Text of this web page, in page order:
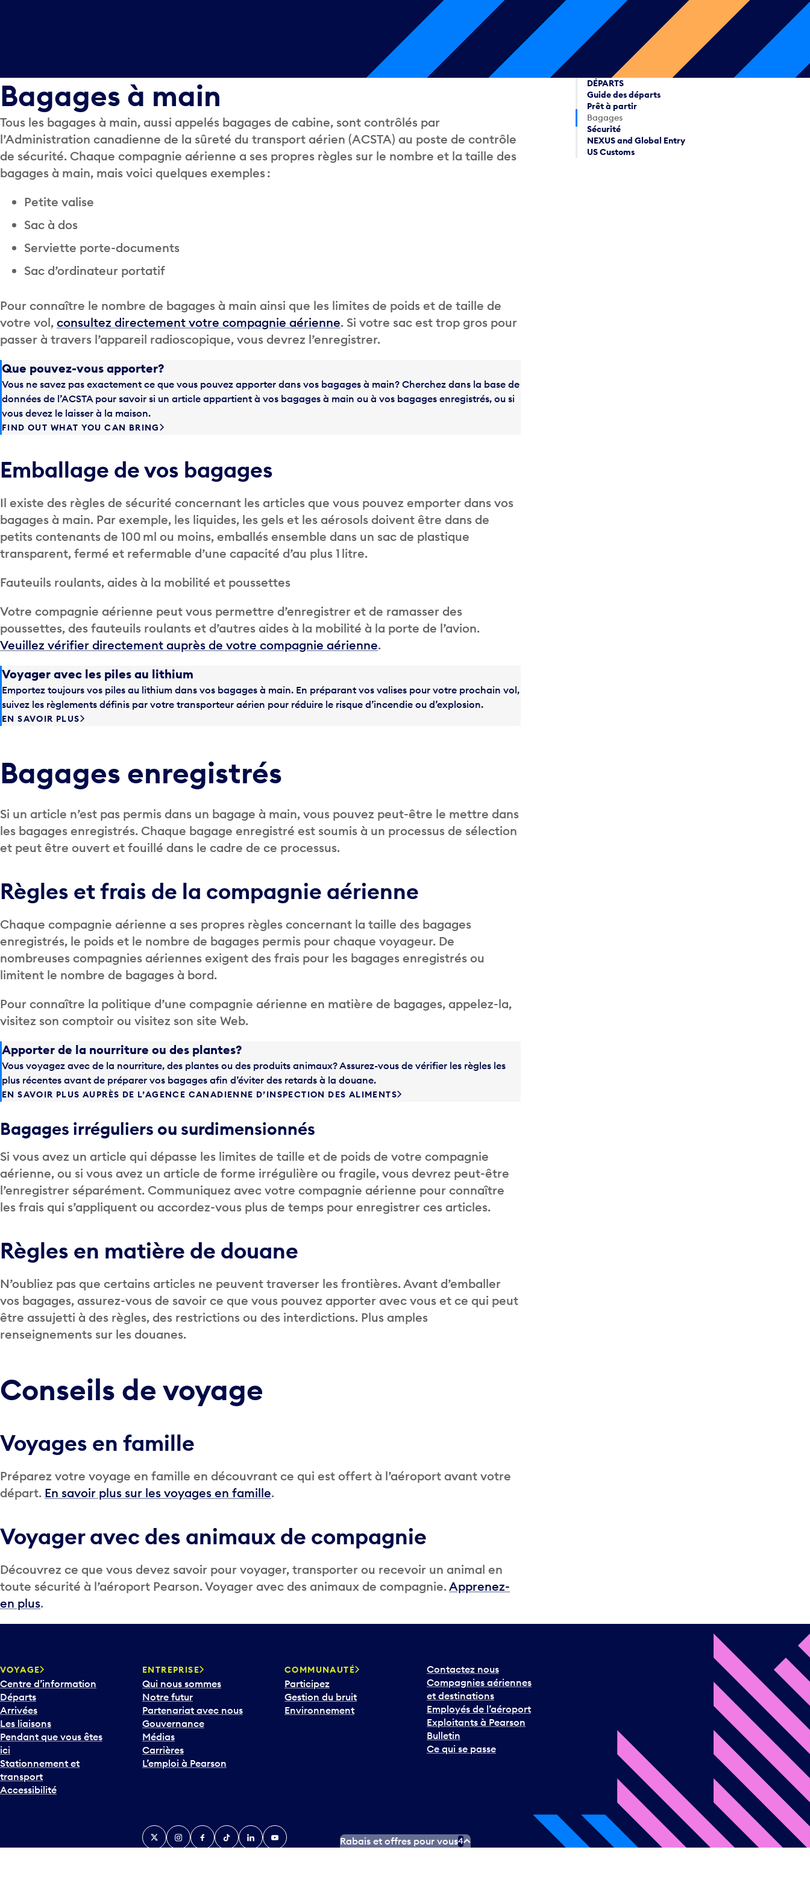
Bagages à main
Tous les bagages à main, aussi appelés bagages de cabine, sont contrôlés par
l’Administration canadienne de la sûreté du transport aérien (ACSTA) au poste de contrôle
de sécurité. Chaque compagnie aérienne a ses propres règles sur le nombre et la taille des
bagages à main, mais voici quelques exemples :
Petite valise
Sac à dos
Serviette porte-documents
Sac d’ordinateur portatif
Pour connaître le nombre de bagages à main ainsi que les limites de poids et de taille de
votre vol, consultez directement votre compagnie aérienne. Si votre sac est trop gros pour
passer à travers l’appareil radioscopique, vous devrez l’enregistrer.
Que pouvez-vous apporter?
Vous ne savez pas exactement ce que vous pouvez apporter dans vos bagages à main? Cherchez dans la base de
données de l’ACSTA pour savoir si un article appartient à vos bagages à main ou à vos bagages enregistrés, ou si
vous devez le laisser à la maison.
FIND OUT WHAT YOU CAN BRING
Emballage de vos bagages
Il existe des règles de sécurité concernant les articles que vous pouvez emporter dans vos
bagages à main. Par exemple, les liquides, les gels et les aérosols doivent être dans de
petits contenants de 100 ml ou moins, emballés ensemble dans un sac de plastique
transparent, fermé et refermable d’une capacité d’au plus 1 litre.
Fauteuils roulants, aides à la mobilité et poussettes
Votre compagnie aérienne peut vous permettre d’enregistrer et de ramasser des
poussettes, des fauteuils roulants et d’autres aides à la mobilité à la porte de l’avion.
Veuillez vérifier directement auprès de votre compagnie aérienne.
Voyager avec les piles au lithium
Emportez toujours vos piles au lithium dans vos bagages à main. En préparant vos valises pour votre prochain vol,
suivez les règlements définis par votre transporteur aérien pour réduire le risque d’incendie ou d’explosion.
EN SAVOIR PLUS
Bagages enregistrés
Si un article n’est pas permis dans un bagage à main, vous pouvez peut-être le mettre dans
les bagages enregistrés. Chaque bagage enregistré est soumis à un processus de sélection
et peut être ouvert et fouillé dans le cadre de ce processus.
Règles et frais de la compagnie aérienne
Chaque compagnie aérienne a ses propres règles concernant la taille des bagages
enregistrés, le poids et le nombre de bagages permis pour chaque voyageur. De
nombreuses compagnies aériennes exigent des frais pour les bagages enregistrés ou
limitent le nombre de bagages à bord.
Pour connaître la politique d’une compagnie aérienne en matière de bagages, appelez-la,
visitez son comptoir ou visitez son site Web.
Apporter de la nourriture ou des plantes?
Vous voyagez avec de la nourriture, des plantes ou des produits animaux? Assurez-vous de vérifier les règles les
plus récentes avant de préparer vos bagages afin d’éviter des retards à la douane.
EN SAVOIR PLUS AUPRÈS DE L’AGENCE CANADIENNE D’INSPECTION DES ALIMENTS
Bagages irréguliers ou surdimensionnés
Si vous avez un article qui dépasse les limites de taille et de poids de votre compagnie
aérienne, ou si vous avez un article de forme irrégulière ou fragile, vous devrez peut-être
l’enregistrer séparément. Communiquez avec votre compagnie aérienne pour connaître
les frais qui s’appliquent ou accordez-vous plus de temps pour enregistrer ces articles.
Règles en matière de douane
N’oubliez pas que certains articles ne peuvent traverser les frontières. Avant d’emballer
vos bagages, assurez-vous de savoir ce que vous pouvez apporter avec vous et ce qui peut
être assujetti à des règles, des restrictions ou des interdictions. Plus amples
renseignements sur les douanes.
Conseils de voyage
Voyages en famille
Préparez votre voyage en famille en découvrant ce qui est offert à l’aéroport avant votre
départ. En savoir plus sur les voyages en famille.
Voyager avec des animaux de compagnie
Découvrez ce que vous devez savoir pour voyager, transporter ou recevoir un animal en
toute sécurité à l’aéroport Pearson. Voyager avec des animaux de compagnie.Apprenez-
en plus.
DÉPARTS
Guide des départs
Prêt à partir
Bagages
Sécurité
NEXUS and Global Entry
US Customs
VOYAGE
Centre d’information
Départs
Arrivées
Les liaisons
Pendant que vous êtes
ici
Stationnement et
transport
Accessibilité
ENTREPRISE
Qui nous sommes
Notre futur
Partenariat avec nous
Gouvernance
Médias
Carrières
L’emploi à Pearson
COMMUNAUTÉ
Participez
Gestion du bruit
Environnement
Contactez nous
Compagnies aériennes
et destinations
Employés de l’aéroport
Exploitants à Pearson
Bulletin
Ce qui se passe
TwitterInstagramFacebook
TikTokLinkedInYouTube
Rabais et offres pour vous4